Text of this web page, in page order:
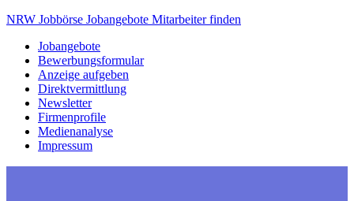
NRW Jobbörse Jobangebote Mitarbeiterfinden
Jobangebote
Bewerbungsformular
Anzeige aufgeben
Direktvermittlung
Newsletter
Firmenprofile
Medienanalyse
Impressum